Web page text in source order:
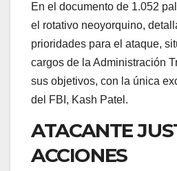
En el documento de 1.052
el rotativo neoyorquino,
prioridades para el ataque,
cargos de la Administración
sus objetivos, con la única
del FBI, Kash Patel.
ATACANTE
ACCIONES